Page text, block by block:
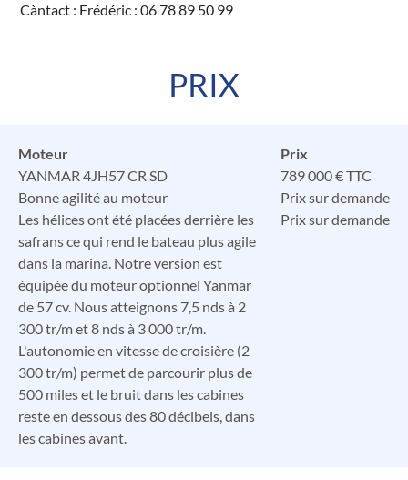
Càntact : Frédéric : 06 78 89 50 99
PRIX
Moteur
Prix
YANMAR 4JH57 CR SD
789 000 € TTC
Bonne agilité au moteur
Prix sur demande
Les hélices ont été placées derrière les
safrans ce qui rend le bateau plus agile
dans la marina. Notre version est
équipée du moteur optionnel Yanmar
de 57 cv. Nous atteignons 7,5 nds à 2
300 tr/m et 8 nds à 3 000 tr/m.
L'autonomie en vitesse de croisière (2
300 tr/m) permet de parcourir plus de
500 miles et le bruit dans les cabines
reste en dessous des 80 décibels, dans
les cabines avant.
Prix sur demande